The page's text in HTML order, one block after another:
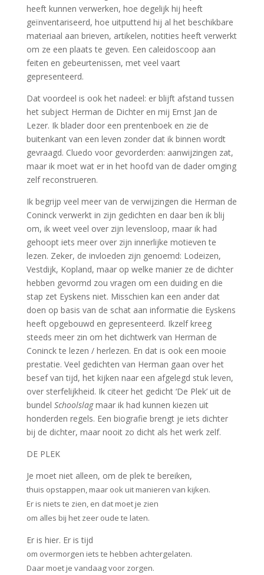
heeft kunnen verwerken, hoe degelijk hij heeft
geïnventariseerd, hoe uitputtend hij al het beschikbare
materiaal aan brieven, artikelen, notities heeft verwerkt
om ze een plaats te geven. Een caleidoscoop aan
feiten en gebeurtenissen, met veel vaart
gepresenteerd.
Dat voordeel is ook het nadeel: er blijft afstand tussen
het subject Herman de Dichter en mij Ernst Jan de
Lezer. Ik blader door een prentenboek en zie de
buitenkant van een leven zonder dat ik binnen wordt
gevraagd. Cluedo voor gevorderden: aanwijzingen zat,
maar ik moet wat er in het hoofd van de dader omging
zelf reconstrueren.
Ik begrijp veel meer van de verwijzingen die Herman de
Coninck verwerkt in zijn gedichten en daar ben ik blij
om, ik weet veel over zijn levensloop, maar ik had
gehoopt iets meer over zijn innerlijke motieven te
lezen. Zeker, de invloeden zijn genoemd: Lodeizen,
Vestdijk, Kopland, maar op welke manier ze de dichter
hebben gevormd zou vragen om een duiding en die
stap zet Eyskens niet. Misschien kan een ander dat
doen op basis van de schat aan informatie die Eyskens
heeft opgebouwd en gepresenteerd. Ikzelf kreeg
steeds meer zin om het dichtwerk van Herman de
Coninck te lezen / herlezen. En dat is ook een mooie
prestatie. Veel gedichten van Herman gaan over het
besef van tijd, het kijken naar een afgelegd stuk leven,
over sterfelijkheid. Ik citeer het gedicht ‘De Plek’ uit de
bundel Schoolslagmaar ik had kunnen kiezen uit
honderden regels. Een biografie brengt je iets dichter
bij de dichter, maar nooit zo dicht als het werk zelf.
DE PLEK
Je moet niet alleen, om de plek te bereiken,
thuis opstappen, maar ook uit manieren van kijken.
Er is niets te zien, en dat moet je zien
om alles bij het zeer oude te laten.
Er is hier. Er is tijd
om overmorgen iets te hebben achtergelaten.
Daar moet je vandaag voor zorgen.